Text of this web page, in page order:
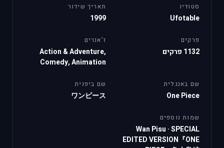
סטודיו
Ufotable
תאריך שידור
1999
פרקים
1132 פרקים
ז'אנרים
Action & Adventure,
Comedy, Animation
שם באנגלית
One Piece
שם ביפנית
ワンピース
שמות נוספים
Wan Pisu ·SPECIAL
EDITED VERSION『ONE